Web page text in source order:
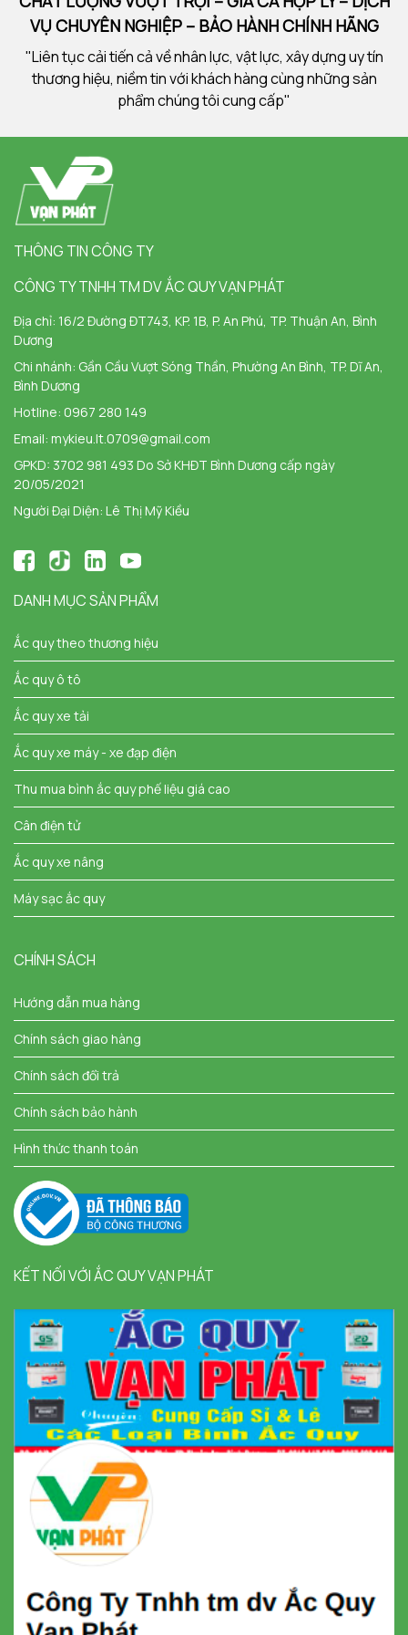
VỤ CHUYÊN NGHIỆP – BẢO HÀNH CHÍNH HÃNG
"Liên tục cải tiến cả về nhân lực, vật lực, xây dựng uy tín
thương hiệu, niềm tin với khách hàng cùng những sản
phẩm chúng tôi cung cấp"
THÔNG TIN CÔNG TY
CÔNG TY TNHH TM DV ẮC QUY VẠN PHÁT
Địa chỉ: 16/2 Đường ĐT743, KP. 1B, P. An Phú, TP. Thuận An, Bình
Dương
Chi nhánh: Gần Cầu Vượt Sóng Thần, Phường An Bình, TP. Dĩ An,
Bình Dương
Hotline: 0967 280 149
Email: mykieu.lt.0709@gmail.com
GPKD: 3702 981 493 Do Sở KHĐT Bình Dương cấp ngày
20/05/2021
Người Đại Diện: Lê Thị Mỹ Kiều
DANH MỤC SẢN PHẨM
Ắc quy theo thương hiệu
Ắc quy ô tô
Ắc quy xe tải
Ắc quy xe máy - xe đạp điện
Thu mua bình ắc quy phế liệu giá cao
Cân điện tử
Ắc quy xe nâng
Máy sạc ắc quy
CHÍNH SÁCH
Hướng dẫn mua hàng
Chính sách giao hàng
Chính sách đổi trả
Chính sách bảo hành
Hình thức thanh toán
KẾT NỐI VỚI ẮC QUY VẠN PHÁT